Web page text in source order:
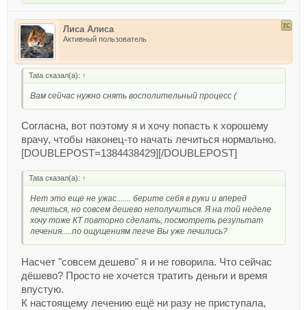
Лиса Алиса
Активный пользователь
Tata сказал(а): ↑
Вам сейчас нужно снять восполительный процесс (
Согласна, вот поэтому я и хочу попасть к хорошему
врачу, чтобы наконец-то начать лечиться нормально.
[DOUBLEPOST=1384438429][/DOUBLEPOST]
Tata сказал(а): ↑
Нет это еще не ужас....... берите себя в руки и вперед
лечиться, но совсем дешево неполучиться. Я на той неделе
хочу тоже КТ повторно сделать, посмотреть результат
лечения.....по ощущениям легче Вы уже лечились?
Насчет "совсем дешево" я и не говорила. Что сейчас
дёшево? Просто не хочется тратить деньги и время
впустую.
К настоящему лечению ещё ни разу не приступала,